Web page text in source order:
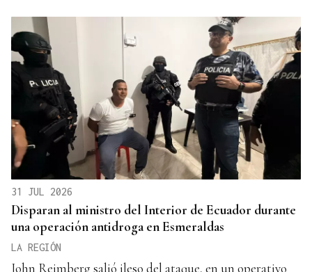
31 JUL 2026
Disparan al ministro del Interior de Ecuador durante
una operación antidroga en Esmeraldas
LA REGIÓN
John Reimberg salió ileso del ataque, en un operativo